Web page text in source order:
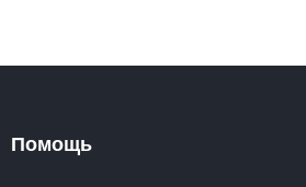
Помощь